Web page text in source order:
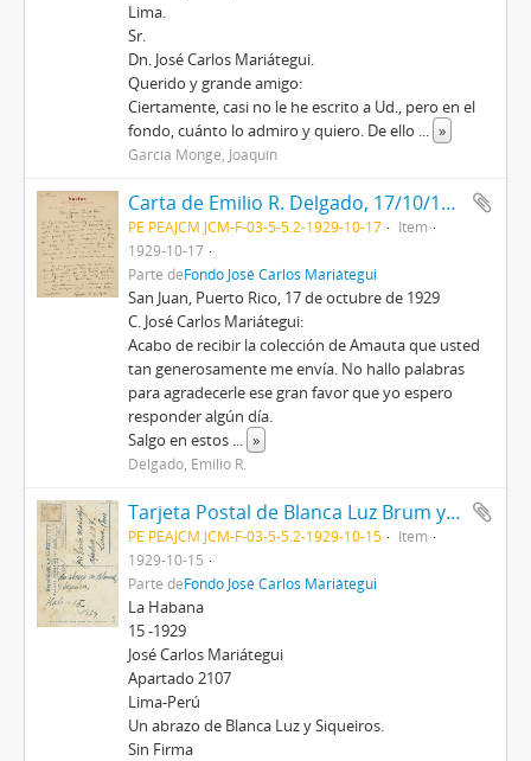
Lima.
Sr.
Dn. José Carlos Mariátegui.
Querido y grande amigo:
Ciertamente, casi no le he escrito a Ud., pero en el
fondo, cuánto lo admiro y quiero. De ello ... »
García Monge, Joaquín
Carta de Emilio R. Delgado, 17/10/1929
PE PEAJCM JCM-F-03-5-5.2-1929-10-17
Item
1929-10-17
Parte deFondo José Carlos Mariátegui
San Juan, Puerto Rico, 17 de octubre de 1929
C. José Carlos Mariátegui:
Acabo de recibir la colección de Amauta que usted
tan generosamente me envía. No hallo palabras
para agradecerle ese gran favor que yo espero
responder algún día.
Salgo en estos ... »
Delgado, Emilio R.
Tarjeta Postal de Blanca Luz Brum y David Alfaro Siqueiros, 15/10/1929
PE PEAJCM JCM-F-03-5-5.2-1929-10-15
Item
1929-10-15
Parte deFondo José Carlos Mariátegui
La Habana
15 -1929
José Carlos Mariátegui
Apartado 2107
Lima-Perú
Un abrazo de Blanca Luz y Siqueiros.
Sin Firma